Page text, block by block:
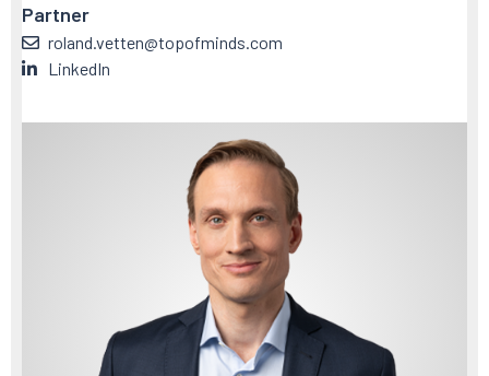
Partner
roland.vetten@topofminds.com
LinkedIn